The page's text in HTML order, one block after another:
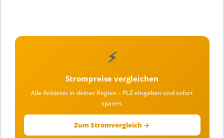
⚡
Strompreise vergleichen
Alle Anbieter in deiner Region – PLZ eingeben und sofort
sparen.
Zum Stromvergleich →